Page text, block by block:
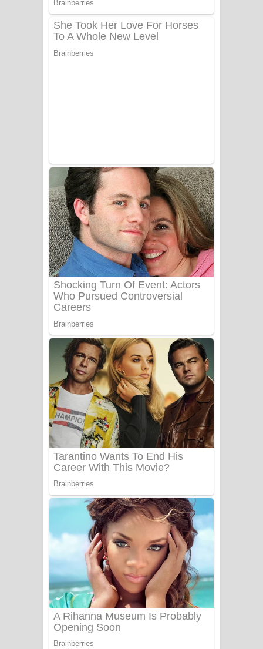
- ලියමුද දැන් අනාගතේ ගීතයේ පද පෙළ
Doni Song Lyrics - දෝණි ගීතයේ පද
බැබලෙන ගීතයේ පද පෙළ
Adare Wadi Nisa Song Lyrics - ආදරේ
වැඩි නිසා ගීතයේ පද පෙළ
UNUHUMA Song Lyrics - උණුහුම
ගීතයේ පද පෙළ
Katakara Song Lyrics - කටකාර ගීතයේ
පද පෙළ
Tharu Yaye Dilena Song Lyrics - තරු
යායේ දිලෙනා ගීතයේ පද පෙළ
Ow Man Sosa Song Lyrics - ඔව් මං
සෝසා ගීතයේ පද පෙළ
Heavy Weight Song Lyrics
Aye Lanweela Song Lyrics - ආයේ
ලංවීලා ගීතයේ පද පෙළ
Ala purannata Song Lyrics - ආල
පුරන්නට ගීතයේ පද පෙළ
FEVER DREAM Lyrics - Alex Warren
BTS : Hooligan Lyrics
Apa Hamuwee Song Lyrics - අප හමුවී
ගීතයේ පද පෙළ